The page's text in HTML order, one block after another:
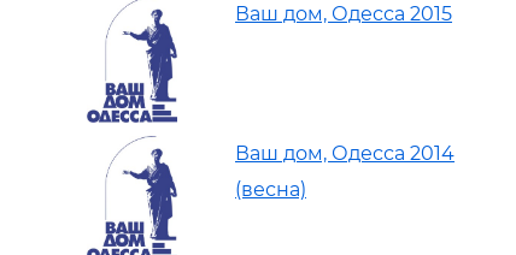
Ваш дом, Одесса 2015
Ваш дом, Одесса 2014
(весна)